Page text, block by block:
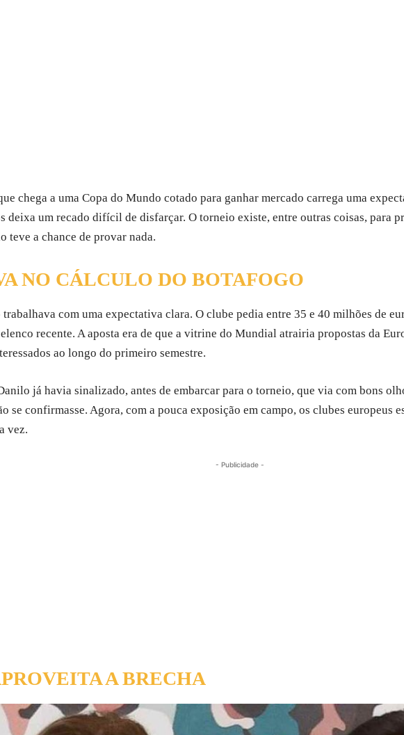
chega a uma Copa do Mundo cotado para ganhar mercado carrega uma
deixa um recado difícil de disfarçar. O torneio existe, entre outras coisas, para
teve a chance de provar nada.
NO CÁLCULO DO BOTAFOGO
com uma expectativa clara. O clube pedia entre 35 e 40 milhões de
recente. A aposta era de que a vitrine do Mundial atrairia propostas da
ao longo do primeiro semestre.
já havia sinalizado, antes de embarcar para o torneio, que via com bons
se confirmasse. Agora, com a pouca exposição em campo, os clubes europeus
vez.
- Publicidade -
A BRECHA